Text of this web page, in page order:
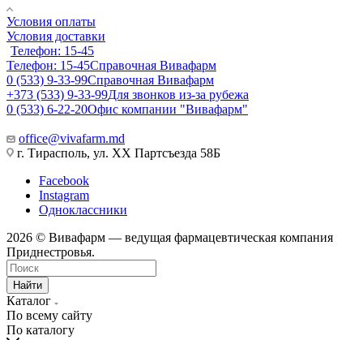
Условия оплаты
Условия доставки
Телефон: 15-45
Телефон: 15-45Справочная Вивафарм
0 (533) 9-33-99Справочная Вивафарм
+373 (533) 9-33-99Для звонков из-за рубежа
0 (533) 6-22-20Офис компании "Вивафарм"
office@vivafarm.md
г. Тирасполь, ул. ХХ Партсъезда 58Б
Facebook
Instagram
Одноклассники
2026 © Вивафарм — ведущая фармацевтическая компания
Приднестровья.
Найти
Каталог
По всему сайту
По каталогу